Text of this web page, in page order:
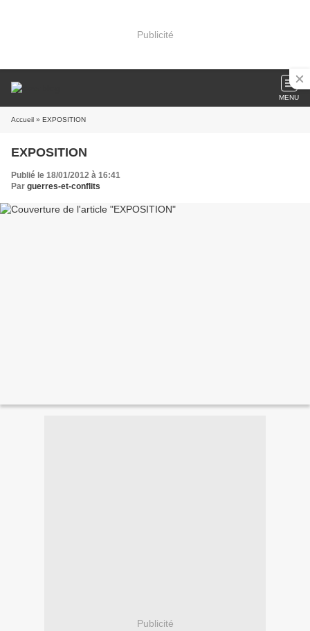
Publicité
MENU
Accueil » EXPOSITION
EXPOSITION
Publié le 18/01/2012 à 16:41
Par guerres-et-conflits
Publicité